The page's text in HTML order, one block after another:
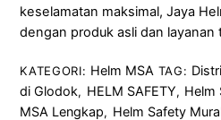
keselamatan maksimal, Jaya
dengan produk asli dan layanan
KATEGORI: Helm MSA TAG:
di Glodok, HELM SAFETY, Helm
MSA Lengkap, Helm Safety